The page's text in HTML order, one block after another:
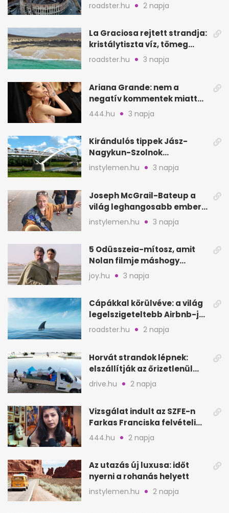
roadster.hu 2 napja
La Graciosa rejtett strandja:
kristálytiszta víz, tömeg
nélkül
roadster.hu 3 napja
Ariana Grande: nem a
negatív kommentek miatt
vonul vissza
444.hu 3 napja
Kirándulós tippek Jász-
Nagykun-Szolnok
megyében: 6 kihagyhatatlan
hely
instylemen.hu 3 napja
Joseph McGrail-Bateup a
világ leghangosabb embere
lett Ausztráliából
instylemen.hu 3 napja
5 Odüsszeia-mítosz, amit
Nolan filmje máshogy
mutat, mint Homérosz
joy.hu 3 napja
Cápákkal körülvéve: a világ
legelszigeteltebb Airbnb-je
a nyílt tengeren
roadster.hu 2 napja
Horvát strandok lépnek:
elszállítják az őrizetlenül
hagyott törölközőket
drive.hu 2 napja
Vizsgálat indult az SZFE-n
Farkas Franciska felvételi
videója után
444.hu 2 napja
Az utazás új luxusa: időt
nyerni a rohanás helyett
instylemen.hu 2 napja